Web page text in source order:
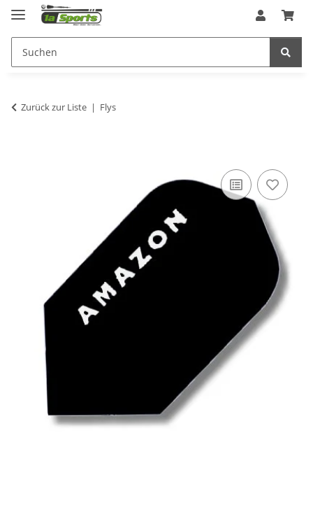
Zurück zur Liste Flys